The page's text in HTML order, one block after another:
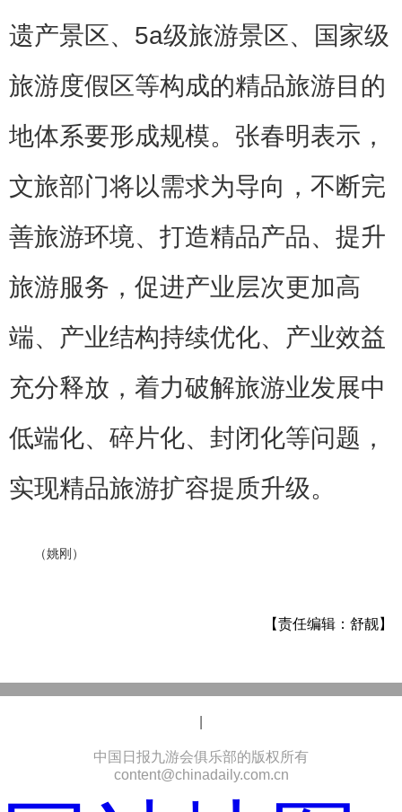
遗产景区、5a级旅游景区、国家级
旅游度假区等构成的精品旅游目的
地体系要形成规模。张春明表示，
文旅部门将以需求为导向，不断完
善旅游环境、打造精品产品、提升
旅游服务，促进产业层次更加高
端、产业结构持续优化、产业效益
充分释放，着力破解旅游业发展中
低端化、碎片化、封闭化等问题，
实现精品旅游扩容提质升级。
（姚刚）
【责任编辑：舒靓】
中国日报九游会俱乐部的版权所有
content@chinadaily.com.cn